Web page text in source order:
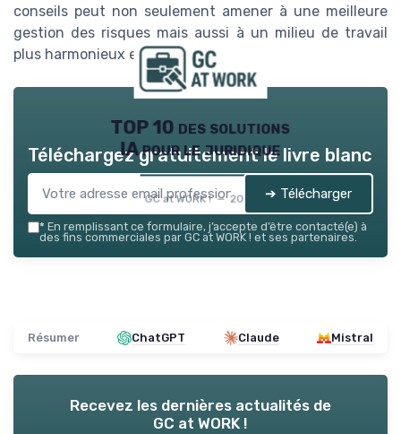
conseils peut non seulement amener à une meilleure
gestion des risques mais aussi à un milieu de travail
plus harmonieux et productif.
TOP 10 des solutions
IA pour le juridique
GC at WORK ! — 2026
Téléchargez gratuitement le livre blanc
➔ Télécharger
* En remplissant ce formulaire, j’accepte d’être contacté(e) à
des fins commerciales par GC at WORK ! et ses partenaires.
Résumer ChatGPT Claude Mistral
Recevez les dernières actualités de
GC at WORK !